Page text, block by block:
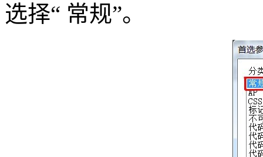
选择“ 常规”。